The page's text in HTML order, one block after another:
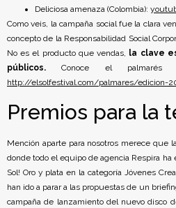
Deliciosa amenaza (Colombia):
Como veis, la campaña social fue la clara
concepto de la Responsabilidad Social
No es el producto que vendas,
la clave
públicos.Conoce el
http://elsolfestival.com/palmares/edicion-
Premios para la
Mención aparte para nosotros merece que
donde todo el equipo de agencia Respira ha
Sol! Oro y plata en la categoría Jóvenes
han ido a parar a las propuestas de un
campaña de lanzamiento del nuevo disco